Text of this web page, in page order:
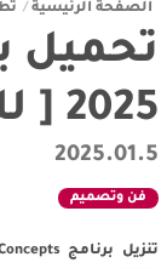
الصفحة الرئيسية /
2025 [ للاندرويد أحدث إصدار]
2025.01.5
فن وتصميم